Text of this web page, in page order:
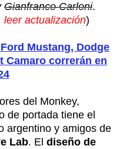
Gianfranco Carloni.
leer actualización)
Mustang, Dodge
Camaro correrán en
del Monkey,
de portada tiene el
argentino y amigos de
Lab. El diseño de